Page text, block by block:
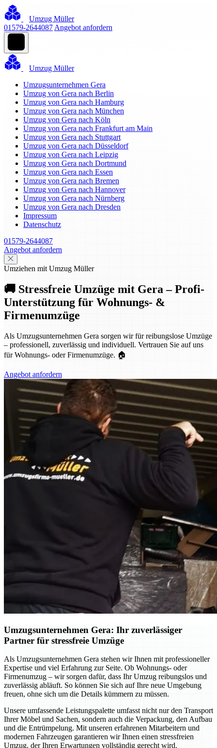
Umzug Müller
01579-2644087 Angebot anfordern
Umzug Müller
Umzugsunternehmen Gera
Umzug von Gera nach Berlin
Umzug von Gera nach Hamburg
Umzug von Gera nach München
Umzug von Gera nach Köln
Umzug von Gera nach Frankfurt am Main
Umzug von Gera nach Stuttgart
Umzug von Gera nach Düsseldorf
Umzug von Gera nach Leipzig
Umzug von Gera nach Dortmund
Umzug von Gera nach Essen
Umzug von Gera nach Bremen
Umzug von Gera nach Hannover
Umzug von Gera nach Nürnberg
Umzug von Gera nach Dresden
Impressum
Datenschutz
01579-2644087
Angebot anfordern
Umziehen mit Umzug Müller
🚚 Stressfreie Umzüge mit Gera – Profi-
Unterstützung für Wohnungs- &
Firmenumzüge
Als Umzugsunternehmen Gera sorgen wir für reibungslose Umzüge
– professionell, zuverlässig und individuell. Vertrauen Sie auf uns
für Wohnungs- oder Firmenumzüge. 🏠
Angebot anfordern
Umzugsunternehmen Gera: Ihr zuverlässiger
Partner für stressfreie Umzüge
Als Umzugsunternehmen Gera stehen wir Ihnen mit professioneller
Expertise und viel Erfahrung zur Seite. Ob Wohnungs- oder
Firmenumzug – wir sorgen dafür, dass Ihr Umzug reibungslos und
zuverlässig abläuft. So können Sie sich auf Ihre neue Umgebung
freuen, ohne sich um die Details kümmern zu müssen.
Unsere umfassende Leistungspalette umfasst nicht nur den Transport
Ihrer Möbel und Sachen, sondern auch die Verpackung, den Aufbau
und die Entrümpelung. Mit unseren erfahrenen Mitarbeitern und
modernen Fahrzeugen garantieren wir Ihnen einen stressfreien
Umzug, der Ihren Erwartungen vollständig gerecht wird.